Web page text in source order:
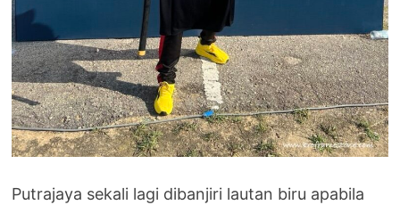
Putrajaya sekali lagi dibanjiri lautan biru apabila